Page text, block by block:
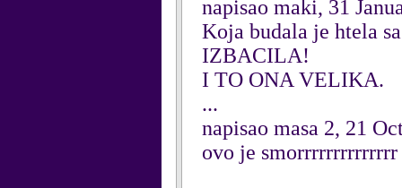
napisao maki, 31
Koja budala je htela
IZBACILA!
I TO ONA VELIKA.
...
napisao masa 2, 21
ovo je smorrrrrrrrrrrrrr